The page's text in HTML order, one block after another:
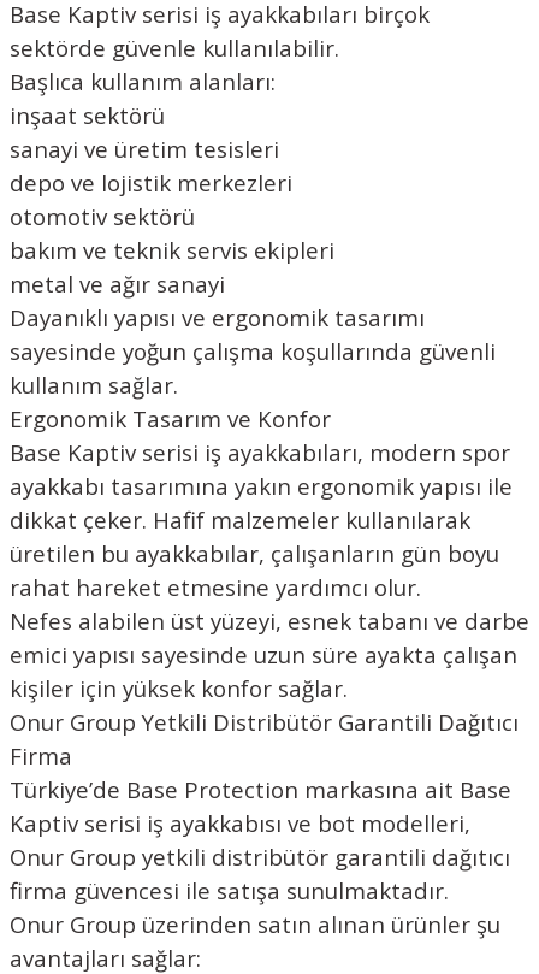
Base Kaptiv serisi iş ayakkabıları birçok
sektörde güvenle kullanılabilir.
Başlıca kullanım alanları:
inşaat sektörü
sanayi ve üretim tesisleri
depo ve lojistik merkezleri
otomotiv sektörü
bakım ve teknik servis ekipleri
metal ve ağır sanayi
Dayanıklı yapısı ve ergonomik tasarımı
sayesinde yoğun çalışma koşullarında güvenli
kullanım sağlar.
Ergonomik Tasarım ve Konfor
Base Kaptiv serisi iş ayakkabıları, modern spor
ayakkabı tasarımına yakın ergonomik yapısı ile
dikkat çeker. Hafif malzemeler kullanılarak
üretilen bu ayakkabılar, çalışanların gün boyu
rahat hareket etmesine yardımcı olur.
Nefes alabilen üst yüzeyi, esnek tabanı ve darbe
emici yapısı sayesinde uzun süre ayakta çalışan
kişiler için yüksek konfor sağlar.
Onur Group Yetkili Distribütör Garantili Dağıtıcı
Firma
Türkiye’de Base Protection markasına ait Base
Kaptiv serisi iş ayakkabısı ve bot modelleri,
Onur Group yetkili distribütör garantili dağıtıcı
firma güvencesi ile satışa sunulmaktadır.
Onur Group üzerinden satın alınan ürünler şu
avantajları sağlar: